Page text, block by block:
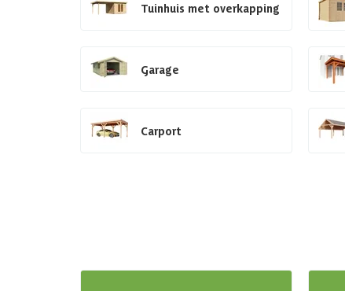
Tuinhuis met overkapping
Garage
Carport